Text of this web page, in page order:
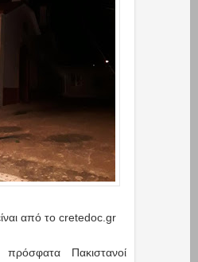
από το cretedoc.gr
πρόσφατα Πακιστανοί